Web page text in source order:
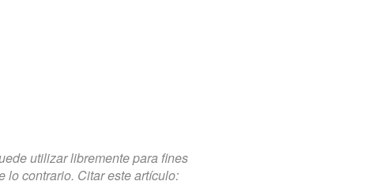
utilizar libremente para fines
contrario. Citar este artículo: